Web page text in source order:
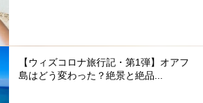
【ウィズコロナ旅行記・第1弾】オアフ
島はどう変わった？絶景と絶品...